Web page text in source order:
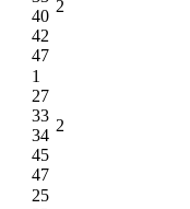
40
42
47
2
1
27
33
34
45
47
2
25